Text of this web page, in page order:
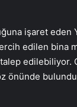
işaret eden
edilen bina
edilebiliyor.
önünde